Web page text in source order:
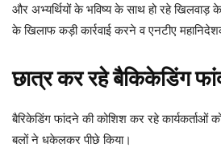
और अभ्यर्थियों के भविष्य के साथ हो रहे खिलवाड़
के खिलाफ कड़ी कार्रवाई करने व एनटीए
छात्र कर रहे बैकिकेडिंग
बैरिकेडिंग फांदने की कोशिश कर रहे कार्यकर्ताओं
बलों ने धकेलकर पीछे किया।